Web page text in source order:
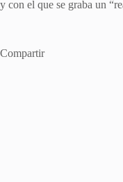
y con el que se graba un
Compartir